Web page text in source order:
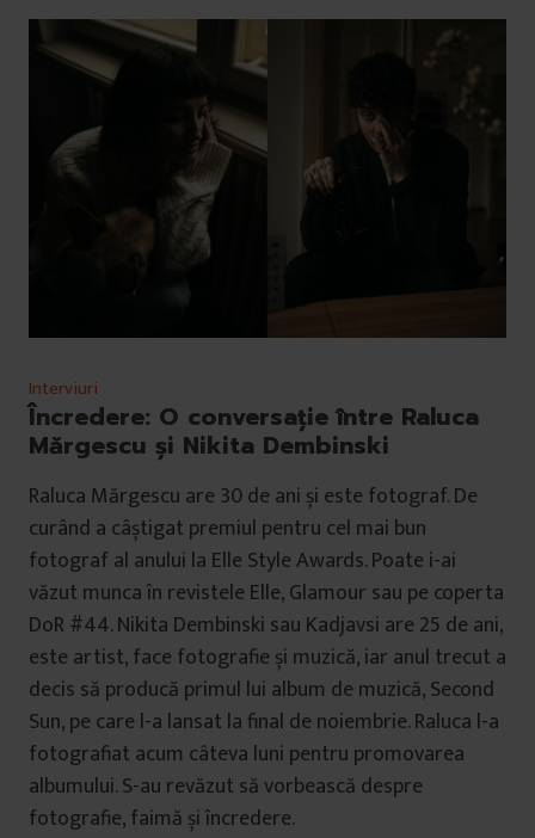
Interviuri
Încredere: O conversație între Raluca
Mărgescu și Nikita Dembinski
Raluca Mărgescu are 30 de ani și este fotograf. De
curând a câștigat premiul pentru cel mai bun
fotograf al anului la Elle Style Awards. Poate i-ai
văzut munca în revistele Elle, Glamour sau pe coperta
DoR #44. Nikita Dembinski sau Kadjavsi are 25 de ani,
este artist, face fotografie și muzică, iar anul trecut a
decis să producă primul lui album de muzică, Second
Sun, pe care l-a lansat la final de noiembrie. Raluca l-a
fotografiat acum câteva luni pentru promovarea
albumului. S-au revăzut să vorbească despre
fotografie, faimă și încredere.